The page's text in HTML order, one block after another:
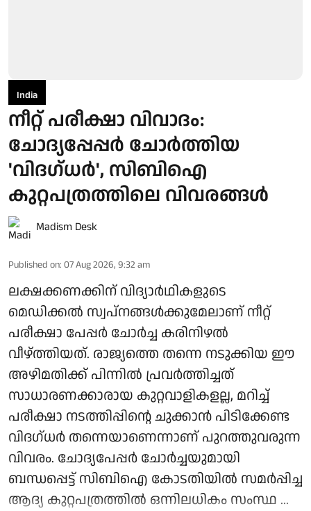
India
നീറ്റ് പരീക്ഷാ വിവാദം:
ചോദ്യപ്പേപ്പർ ചോർത്തിയ
'വിദഗ്ധർ', സിബിഐ
കുറ്റപത്രത്തിലെ വിവരങ്ങൾ
Madism Desk
Published on: 07 Aug 2026, 9:32 am
ലക്ഷക്കണക്കിന് വിദ്യാർഥികളുടെ
മെഡിക്കൽ സ്വപ്നങ്ങൾക്കുമേലാണ് നീറ്റ്
പരീക്ഷാ പേപ്പർ ചോർച്ച കരിനിഴൽ
വീഴ്ത്തിയത്. രാജ്യത്തെ തന്നെ നടുക്കിയ ഈ
അഴിമതിക്ക് പിന്നിൽ പ്രവർത്തിച്ചത്
സാധാരണക്കാരായ കുറ്റവാളികളല്ല, മറിച്ച്
പരീക്ഷാ നടത്തിപ്പിന്റെ ചുക്കാൻ പിടിക്കേണ്ട
വിദഗ്ധർ തന്നെയാണെന്നാണ് പുറത്തുവരുന്ന
വിവരം. ചോദ്യപേപ്പർ ചോർച്ചയുമായി
ബന്ധപ്പെട്ട് സിബിഐ കോടതിയിൽ സമർപ്പിച്ച
ആദ്യ കുറ്റപത്രത്തിൽ ഒന്നിലധികം സംസ്ഥ ...